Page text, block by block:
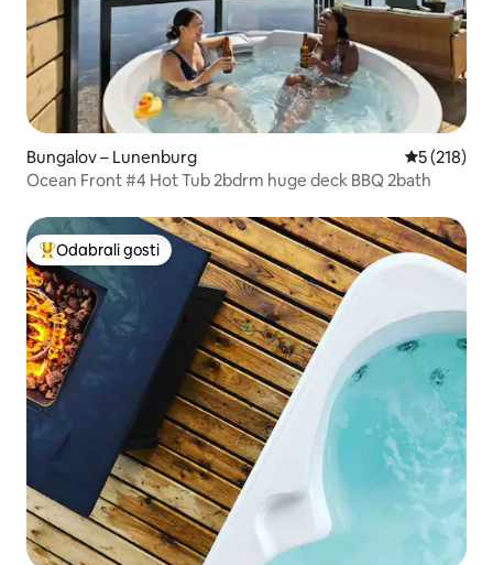
Bungalov – Lunenburg Prosječna
5 (218)
Ocean Front #4 Hot Tub 2bdrm huge deck BBQ 2bath
Među najviše rangiranima s oznakom „Odabrali gosti”
Odabrali gosti